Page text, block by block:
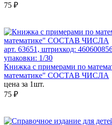
75 ₽
арт. 63651, штрихкод:
упаковки: 1/30
Книжка с примерами по
математике" СОСТАВ ЧИСЛА
цена за 1шт.
75 ₽